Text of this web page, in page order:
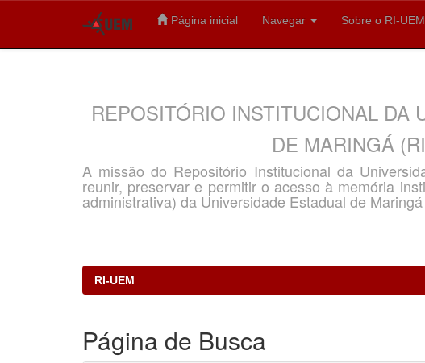
Página inicial Navegar Sobre o RI-UEM
REPOSITÓRIO INSTITUCIONAL DA
DE MARINGÁ
A missão do Repositório Institucional da
reunir, preservar e permitir o acesso à memória
administrativa) da Universidade Estadual de
RI-UEM
Página de Busca